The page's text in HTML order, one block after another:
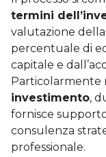
termini
valutazione
percentuale di
capitale e
Particolarmente
investimento,
fornisce
consulenza
professionale.